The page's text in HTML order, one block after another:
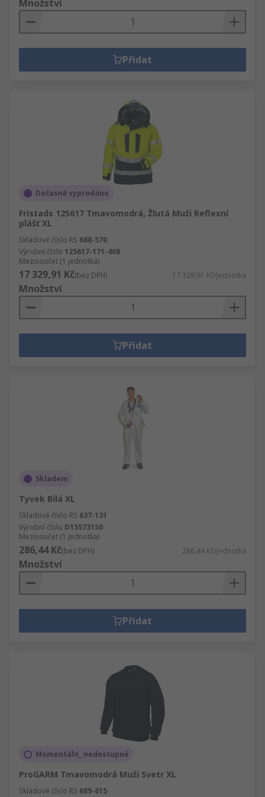
Množství
Přidat
Dočasně vyprodáno
Fristads 125617 Tmavomodrá, Žlutá Muži Reflexní
plášť XL
Skladové číslo RS 688-570
Výrobní číslo 125617-171-408
Mezisoučet (1 jednotka)
17 329,91 Kč(bez DPH) 17 329,91 Kč/jednotka
Množství
Přidat
Skladem
Tyvek Bílá XL
Skladové číslo RS 637-131
Výrobní číslo D15573150
Mezisoučet (1 jednotka)
286,44 Kč(bez DPH) 286,44 Kč/jednotka
Množství
Přidat
Momentáln_ nedostupné
ProGARM Tmavomodrá Muži Svetr XL
Skladové číslo RS 689-615